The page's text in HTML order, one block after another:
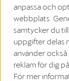
Om oss
Sekretesspolicy
Allmänna affärsvillkor
anpassa och
webbplats.
samtycker du
uppgifter delas
använder också
reklam för dig
För mer